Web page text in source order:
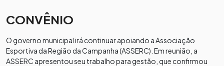
CONVÊNIO
O governo municipal irá continuar apoiando a Associação
Esportiva da Região da Campanha (ASSERC). Em reunião, a
ASSERC apresentou seu trabalho para gestão, que confirmou